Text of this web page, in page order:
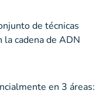
de técnicas
cadena de ADN
en 3 áreas: